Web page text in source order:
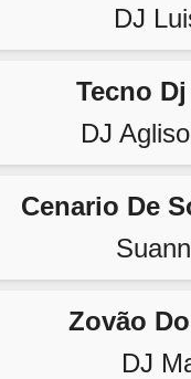
DJ
Tecno
DJ
Cenario De
Zovão
DJ